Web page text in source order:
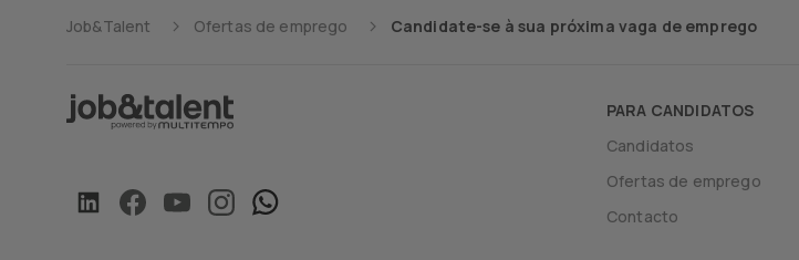
Job&Talent Ofertas de emprego Candidate-se à sua próxima vaga de emprego
PARA CANDIDATOS
Candidatos
Ofertas de emprego
Contacto